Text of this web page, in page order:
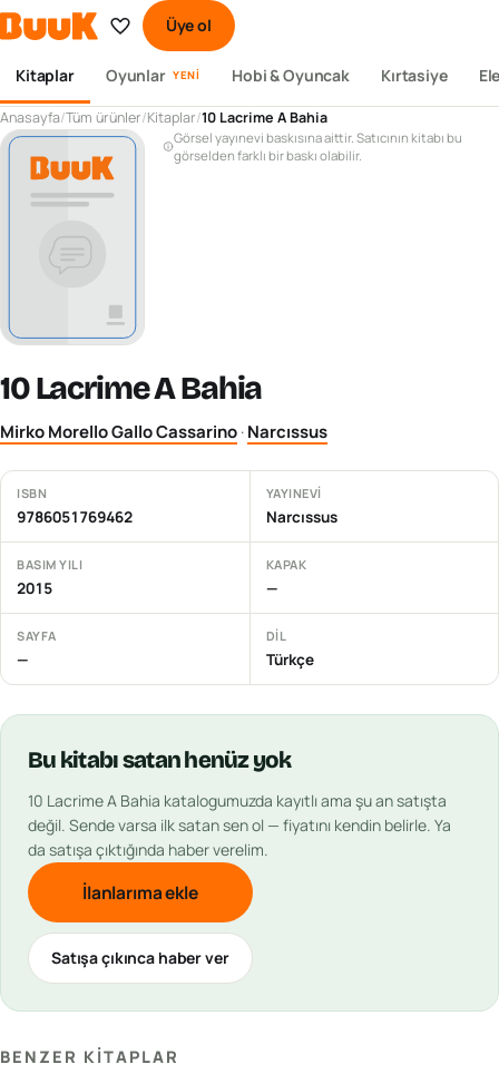
Üye ol
Kitaplar Oyunlar YENI Hobi & Oyuncak Kırtasiye
Anasayfa/Tüm ürünler/Kitaplar/10 Lacrime A Bahia
Görsel yayınevi baskısına aittir. Satıcının kitabı bu
görselden farklı bir baskı olabilir.
10 Lacrime A Bahia
Mirko Morello Gallo Cassarino·Narcıssus
ISBN
9786051769462
YAYINEVI
Narcıssus
BASIM YILI
2015
KAPAK
—
SAYFA
—
DIL
Türkçe
Bu kitabısatan henüz yok
10 Lacrime A Bahia katalogumuzda kayıtlı ama şu an satışta
değil. Sende varsa ilk satan sen ol — fiyatını kendin belirle. Ya
da satışa çıktığında haber verelim.
İlanlarıma ekle
Satışa çıkınca haber ver
BENZER KITAPLAR